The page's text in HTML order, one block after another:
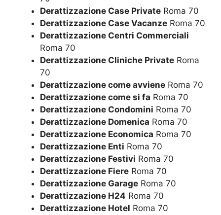
Derattizzazione Case Private Roma 70
Derattizzazione Case Vacanze Roma 70
Derattizzazione Centri Commerciali
Roma 70
Derattizzazione Cliniche Private Roma
70
Derattizzazione come avviene Roma 70
Derattizzazione come si fa Roma 70
Derattizzazione Condomini Roma 70
Derattizzazione Domenica Roma 70
Derattizzazione Economica Roma 70
Derattizzazione Enti Roma 70
Derattizzazione Festivi Roma 70
Derattizzazione Fiere Roma 70
Derattizzazione Garage Roma 70
Derattizzazione H24 Roma 70
Derattizzazione Hotel Roma 70